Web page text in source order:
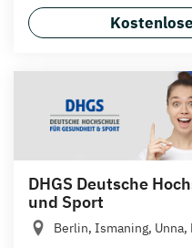
DHGS Deutsche
und Sport
Berlin, Ismaning,